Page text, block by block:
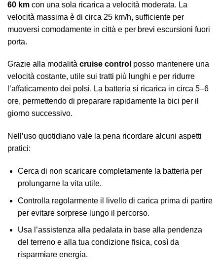
60 km con una sola ricarica a velocità moderata. La
velocità massima è di circa 25 km/h, sufficiente per
muoversi comodamente in città e per brevi escursioni fuori
porta.
Grazie alla modalità cruise control posso mantenere una
velocità costante, utile sui tratti più lunghi e per ridurre
l’affaticamento dei polsi. La batteria si ricarica in circa 5–6
ore, permettendo di preparare rapidamente la bici per il
giorno successivo.
Nell’uso quotidiano vale la pena ricordare alcuni aspetti
pratici:
Cerca di non scaricare completamente la batteria per
prolungarne la vita utile.
Controlla regolarmente il livello di carica prima di partire
per evitare sorprese lungo il percorso.
Usa l’assistenza alla pedalata in base alla pendenza
del terreno e alla tua condizione fisica, così da
risparmiare energia.